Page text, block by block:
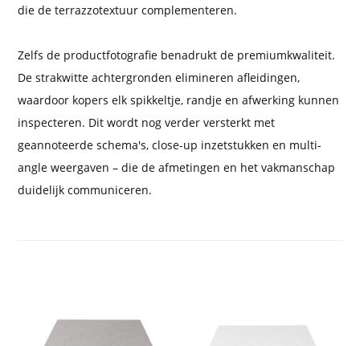
die de terrazzotextuur complementeren.
Zelfs de productfotografie benadrukt de premiumkwaliteit.
De strakwitte achtergronden elimineren afleidingen,
waardoor kopers elk spikkeltje, randje en afwerking kunnen
inspecteren. Dit wordt nog verder versterkt met
geannoteerde schema's, close-up inzetstukken en multi-
angle weergaven – die de afmetingen en het vakmanschap
duidelijk communiceren.